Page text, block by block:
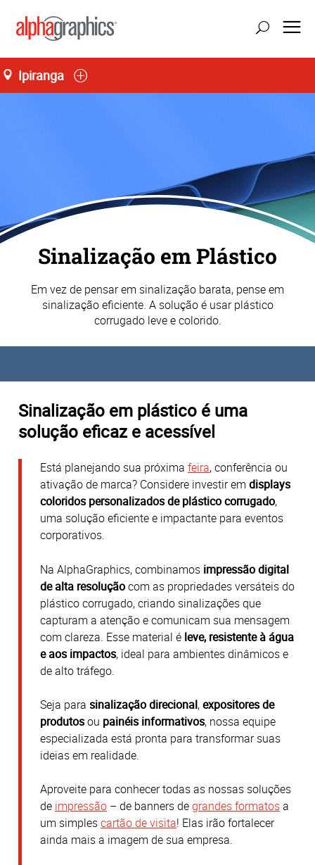
Ipiranga
Sinalização em Plástico
Em vez de pensar em sinalização barata, pense em
sinalização eficiente. A solução é usar plástico
corrugado leve e colorido.
Sinalização em plástico é uma
solução eficaz e acessível
Está planejando sua próxima feira, conferência ou
ativação de marca? Considere investir em displays
coloridos personalizados de plástico corrugado,
uma solução eficiente e impactante para eventos
corporativos.
Na AlphaGraphics, combinamos impressão digital
de alta resoluçãocom as propriedades versáteis do
plástico corrugado, criando sinalizações que
capturam a atenção e comunicam sua mensagem
com clareza. Esse material é leve, resistente à água
e aos impactos, ideal para ambientes dinâmicos e
de alto tráfego.
Seja para sinalização direcional,expositores de
produtosou painéis informativos, nossa equipe
especializada está pronta para transformar suas
ideias em realidade.
Aproveite para conhecer todas as nossas soluções
de impressão – de banners degrandes formatosa
um simplescartão de visita! Elas irão fortalecer
ainda mais a imagem de sua empresa.